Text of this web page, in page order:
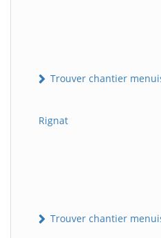
Trouver chantier
Rignat
Trouver chantier